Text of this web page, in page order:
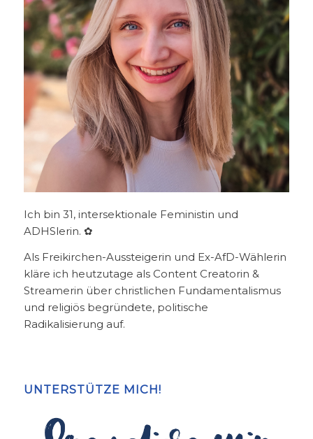
Ich bin 31, intersektionale Feministin und
ADHSlerin. ✿
Als Freikirchen-Aussteigerin und Ex-AfD-Wählerin
kläre ich heutzutage als Content Creatorin &
Streamerin über christlichen Fundamentalismus
und religiös begründete, politische
Radikalisierung auf.
UNTERSTÜTZE MICH!